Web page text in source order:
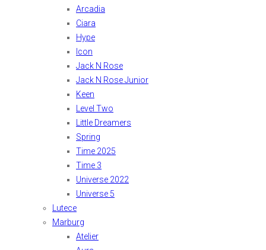
Arcadia
Ciara
Hype
Icon
Jack N Rose
Jack N Rose Junior
Keen
Level Two
Little Dreamers
Spring
Time 2025
Time 3
Universe 2022
Universe 5
Lutece
Marburg
Atelier